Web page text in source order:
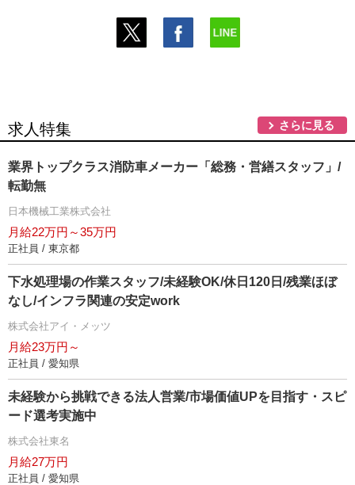
求人特集 さらに見る
業界トップクラス消防車メーカー「総務・営繕スタッフ」/
転勤無
日本機械工業株式会社
月給22万円～35万円
正社員 / 東京都
下水処理場の作業スタッフ/未経験OK/休日120日/残業ほぼ
なし/インフラ関連の安定work
株式会社アイ・メッツ
月給23万円～
正社員 / 愛知県
未経験から挑戦できる法人営業/市場価値UPを目指す・スピ
ード選考実施中
株式会社東名
月給27万円
正社員 / 愛知県